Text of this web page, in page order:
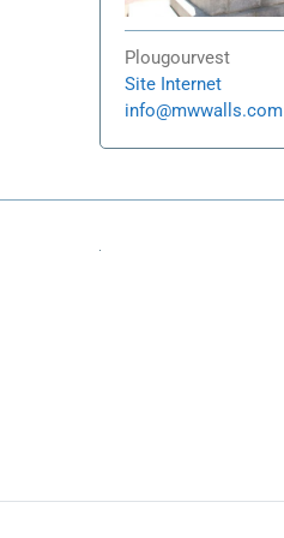
Plougourvest
Site Internet
info@mwwalls.com